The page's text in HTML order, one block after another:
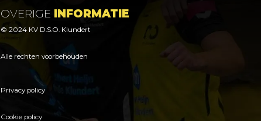
OVERIGE INFORMATIE
© 2024 KV D.S.O. Klundert
Alle rechten voorbehouden
Privacy policy
Cookie policy